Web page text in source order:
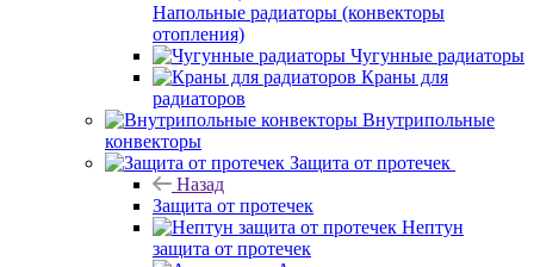
Напольные радиаторы (конвекторы
отопления)
Чугунные радиаторы
Краны для
радиаторов
Внутрипольные
конвекторы
Защита от протечек
Назад
Защита от протечек
Нептун
защита от протечек